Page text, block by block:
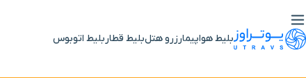
بلیط هواپیمارزرو هتلبلیط قطار بلیط اتوبوس